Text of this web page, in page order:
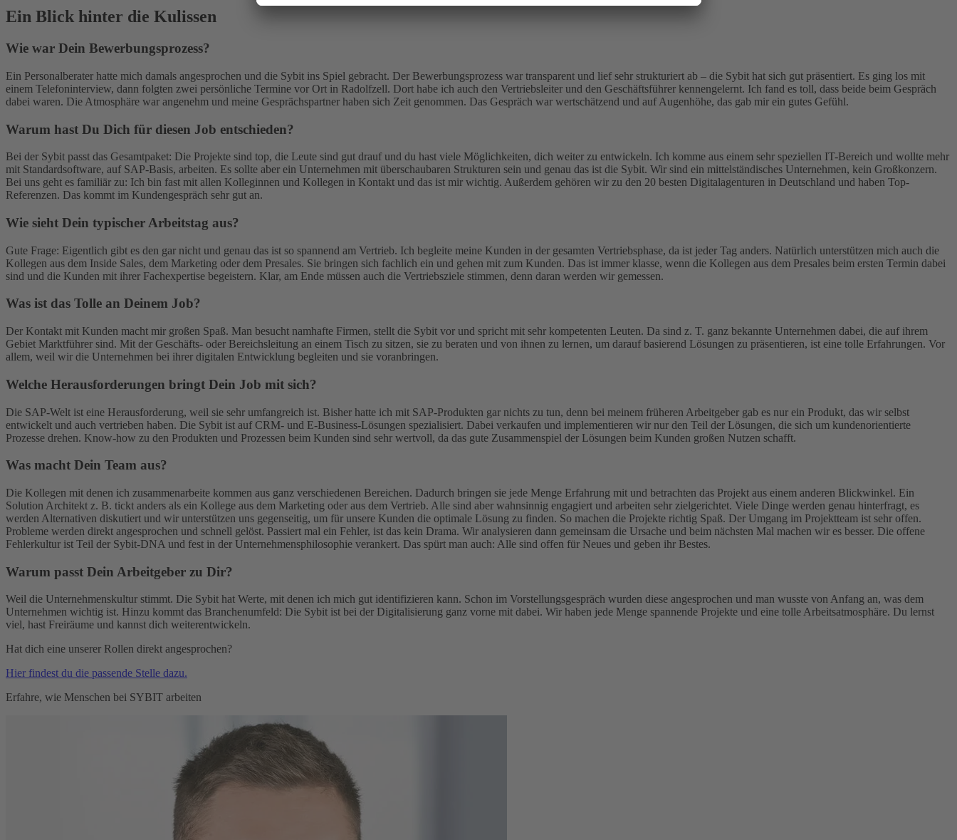
Ein Blick hinter die Kulissen
Wie war Dein Bewerbungsprozess?
Ein Personalberater hatte mich damals angesprochen und die Sybit ins Spiel gebracht. Der Bewerbungsprozess war transparent und lief sehr strukturiert ab – die Sybit hat sich gut präsentiert. Es ging los mit
einem Telefoninterview, dann folgten zwei persönliche Termine vor Ort in Radolfzell. Dort habe ich auch den Vertriebsleiter und den Geschäftsführer kennengelernt. Ich fand es toll, dass beide beim Gespräch
dabei waren. Die Atmosphäre war angenehm und meine Gesprächspartner haben sich Zeit genommen. Das Gespräch war wertschätzend und auf Augenhöhe, das gab mir ein gutes Gefühl.
Warum hast Du Dich für diesen Job entschieden?
Bei der Sybit passt das Gesamtpaket: Die Projekte sind top, die Leute sind gut drauf und du hast viele Möglichkeiten, dich weiter zu entwickeln. Ich komme aus einem sehr speziellen IT-Bereich und wollte mehr
mit Standardsoftware, auf SAP-Basis, arbeiten. Es sollte aber ein Unternehmen mit überschaubaren Strukturen sein und genau das ist die Sybit. Wir sind ein mittelständisches Unternehmen, kein Großkonzern.
Bei uns geht es familiär zu: Ich bin fast mit allen Kolleginnen und Kollegen in Kontakt und das ist mir wichtig. Außerdem gehören wir zu den 20 besten Digitalagenturen in Deutschland und haben Top-
Referenzen. Das kommt im Kundengespräch sehr gut an.
Wie sieht Dein typischer Arbeitstag aus?
Gute Frage: Eigentlich gibt es den gar nicht und genau das ist so spannend am Vertrieb. Ich begleite meine Kunden in der gesamten Vertriebsphase, da ist jeder Tag anders. Natürlich unterstützen mich auch die
Kollegen aus dem Inside Sales, dem Marketing oder dem Presales. Sie bringen sich fachlich ein und gehen mit zum Kunden. Das ist immer klasse, wenn die Kollegen aus dem Presales beim ersten Termin dabei
sind und die Kunden mit ihrer Fachexpertise begeistern. Klar, am Ende müssen auch die Vertriebsziele stimmen, denn daran werden wir gemessen.
Was ist das Tolle an Deinem Job?
Der Kontakt mit Kunden macht mir großen Spaß. Man besucht namhafte Firmen, stellt die Sybit vor und spricht mit sehr kompetenten Leuten. Da sind z. T. ganz bekannte Unternehmen dabei, die auf ihrem
Gebiet Marktführer sind. Mit der Geschäfts- oder Bereichsleitung an einem Tisch zu sitzen, sie zu beraten und von ihnen zu lernen, um darauf basierend Lösungen zu präsentieren, ist eine tolle Erfahrungen. Vor
allem, weil wir die Unternehmen bei ihrer digitalen Entwicklung begleiten und sie voranbringen.
Welche Herausforderungen bringt Dein Job mit sich?
Die SAP-Welt ist eine Herausforderung, weil sie sehr umfangreich ist. Bisher hatte ich mit SAP-Produkten gar nichts zu tun, denn bei meinem früheren Arbeitgeber gab es nur ein Produkt, das wir selbst
entwickelt und auch vertrieben haben. Die Sybit ist auf CRM- und E-Business-Lösungen spezialisiert. Dabei verkaufen und implementieren wir nur den Teil der Lösungen, die sich um kundenorientierte
Prozesse drehen. Know-how zu den Produkten und Prozessen beim Kunden sind sehr wertvoll, da das gute Zusammenspiel der Lösungen beim Kunden großen Nutzen schafft.
Was macht Dein Team aus?
Die Kollegen mit denen ich zusammenarbeite kommen aus ganz verschiedenen Bereichen. Dadurch bringen sie jede Menge Erfahrung mit und betrachten das Projekt aus einem anderen Blickwinkel. Ein
Solution Architekt z. B. tickt anders als ein Kollege aus dem Marketing oder aus dem Vertrieb. Alle sind aber wahnsinnig engagiert und arbeiten sehr zielgerichtet. Viele Dinge werden genau hinterfragt, es
werden Alternativen diskutiert und wir unterstützen uns gegenseitig, um für unsere Kunden die optimale Lösung zu finden. So machen die Projekte richtig Spaß. Der Umgang im Projektteam ist sehr offen.
Probleme werden direkt angesprochen und schnell gelöst. Passiert mal ein Fehler, ist das kein Drama. Wir analysieren dann gemeinsam die Ursache und beim nächsten Mal machen wir es besser. Die offene
Fehlerkultur ist Teil der Sybit-DNA und fest in der Unternehmensphilosophie verankert. Das spürt man auch: Alle sind offen für Neues und geben ihr Bestes.
Warum passt Dein Arbeitgeber zu Dir?
Weil die Unternehmenskultur stimmt. Die Sybit hat Werte, mit denen ich mich gut identifizieren kann. Schon im Vorstellungsgespräch wurden diese angesprochen und man wusste von Anfang an, was dem
Unternehmen wichtig ist. Hinzu kommt das Branchenumfeld: Die Sybit ist bei der Digitalisierung ganz vorne mit dabei. Wir haben jede Menge spannende Projekte und eine tolle Arbeitsatmosphäre. Du lernst
viel, hast Freiräume und kannst dich weiterentwickeln.
Hat dich eine unserer Rollen direkt angesprochen?
Hier findest du die passende Stelle dazu.
Erfahre, wie Menschen bei SYBIT arbeiten